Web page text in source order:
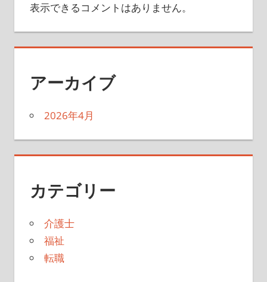
表示できるコメントはありません。
アーカイブ
2026年4月
カテゴリー
介護士
福祉
転職